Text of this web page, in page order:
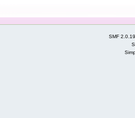
SMF 2.0.19